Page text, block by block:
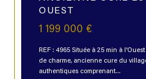
OUEST
1 199 000 €
REF : 4965 Située à 25 min à
de charme, ancienne cure du
authentiques comprenant...